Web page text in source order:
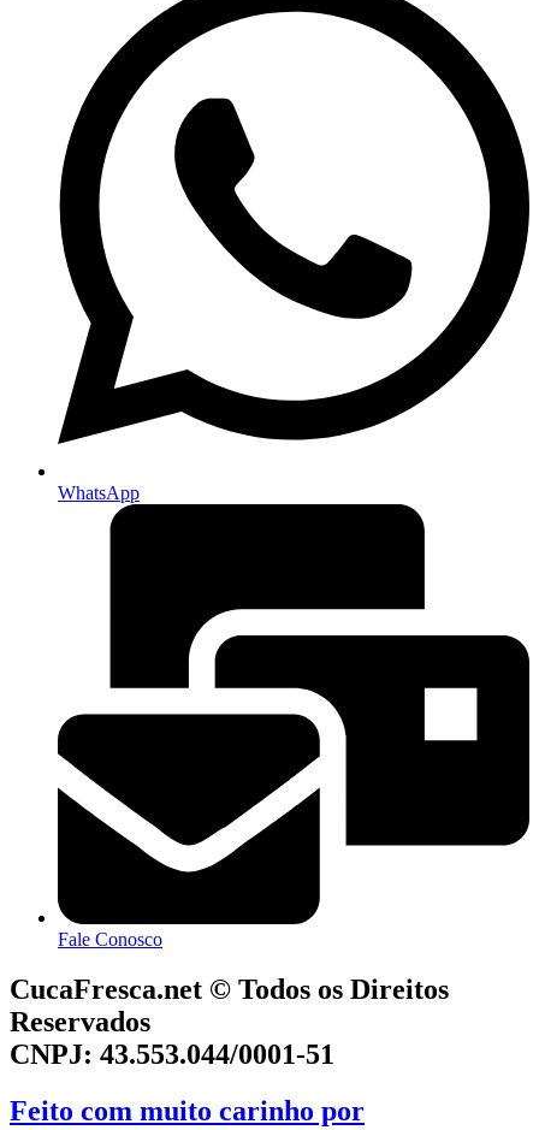
WhatsApp
Fale Conosco
CucaFresca.net © Todos os Direitos
Reservados
CNPJ: 43.553.044/0001-51
Feito com muito carinho por